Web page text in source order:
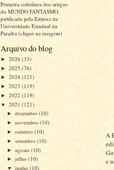
Primeira coletânea dos artigos
do MUNDO FANTASMO,
publicada pela Editora da
Universidade Estadual da
Paraíba (clique na imagem)
Arquivo do blog
► 2026 (33)
► 2025 (76)
► 2024 (121)
► 2023 (119)
► 2022 (119)
▼ 2021 (121)
►dezembro(10)
►novembro(10)
►outubro(10)
►setembro(10)
►agosto(10)
►julho(10)
▼junho(10)
A
e